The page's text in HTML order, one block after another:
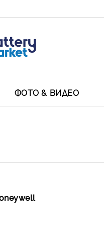
ФОТО & ВИДЕО